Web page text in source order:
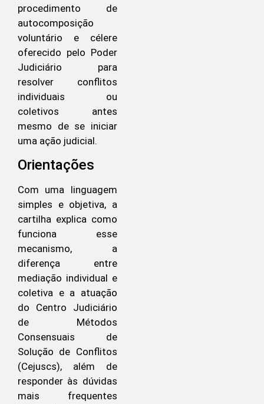
procedimento de
autocomposição
voluntário e célere
oferecido pelo Poder
Judiciário para
resolver conflitos
individuais ou
coletivos antes
mesmo de se iniciar
uma ação judicial.
Orientações
Com uma linguagem
simples e objetiva, a
cartilha explica como
funciona esse
mecanismo, a
diferença entre
mediação individual e
coletiva e a atuação
do Centro Judiciário
de Métodos
Consensuais de
Solução de Conflitos
(Cejuscs), além de
responder às dúvidas
mais frequentes